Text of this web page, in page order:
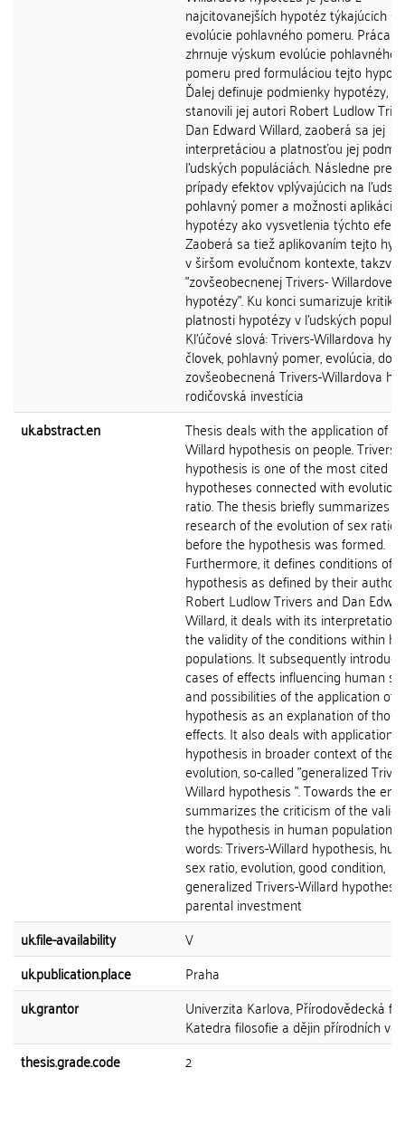
najcitovanejších hypotéz týkajúcich sa
evolúcie pohlavného pomeru. Práca
zhrnuje výskum evolúcie pohlavného
pomeru pred formuláciou tejto
Ďalej definuje podmienky hypotézy,
stanovili jej autori Robert Ludlow
Dan Edward Willard, zaoberá sa jej
interpretáciou a platnosťou jej
ľudských populáciách. Následne
prípady efektov vplývajúcich na ľudský
pohlavný pomer a možnosti aplikácie
hypotézy ako vysvetlenia týchto
Zaoberá sa tiež aplikovaním tejto
v širšom evolučnom kontexte,
"zovšeobecnenej Trivers- Willardovej
hypotézy". Ku konci sumarizuje kritiku
platnosti hypotézy v ľudských
Kľúčové slová: Trivers-Willardova
človek, pohlavný pomer, evolúcia,
zovšeobecnená Trivers-Willardova
rodičovská investícia
uk.abstract.en
Thesis deals with the application of
Willard hypothesis on people.
hypothesis is one of the most cited
hypotheses connected with
ratio. The thesis briefly summarizes
research of the evolution of sex ratio
before the hypothesis was formed.
Furthermore, it defines conditions of
hypothesis as defined by their authors
Robert Ludlow Trivers and Dan
Willard, it deals with its interpretation
the validity of the conditions within
populations. It subsequently
cases of effects influencing human
and possibilities of the application of
hypothesis as an explanation of those
effects. It also deals with application
hypothesis in broader context of the
evolution, so-called "generalized
Willard hypothesis ". Towards the
summarizes the criticism of the
the hypothesis in human population.
words: Trivers-Willard hypothesis,
sex ratio, evolution, good condition,
generalized Trivers-Willard hypothesis,
parental investment
uk.file-availability
V
uk.publication.place
Praha
uk.grantor
Univerzita Karlova, Přírodovědecká
Katedra filosofie a dějin přírodních věd
thesis.grade.code
2